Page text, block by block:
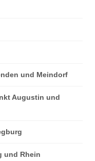
und Meindorf
Augustin und
und Rhein